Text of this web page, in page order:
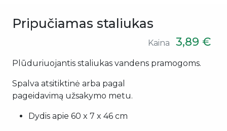
Pripučiamas staliukas
Kaina 3,89 €
Plūduriuojantis staliukas vandens pramogoms.
Spalva atsitiktinė arba pagal
pageidavimą užsakymo metu.
Dydis apie 60 x 7 x 46 cm